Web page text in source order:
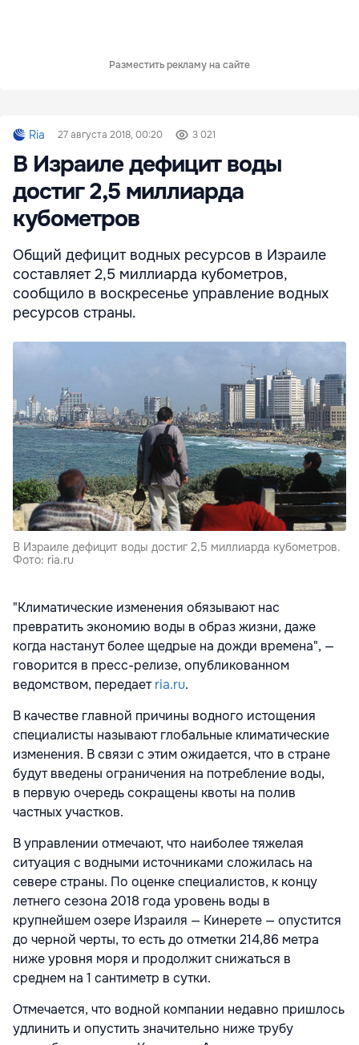
Разместить рекламу на сайте
Ria 27 августа 2018, 00:20 3 021
В Израиле дефицит воды
достиг 2,5 миллиарда
кубометров
Общий дефицит водных ресурсов в Израиле
составляет 2,5 миллиарда кубометров,
сообщило в воскресенье управление водных
ресурсов страны.
В Израиле дефицит воды достиг 2,5 миллиарда кубометров.
Фото: ria.ru
"Климатические изменения обязывают нас
превратить экономию воды в образ жизни, даже
когда настанут более щедрые на дожди времена", —
говорится в пресс-релизе, опубликованном
ведомством, передаетria.ru.
В качестве главной причины водного истощения
специалисты называют глобальные климатические
изменения. В связи с этим ожидается, что в стране
будут введены ограничения на потребление воды,
в первую очередь сокращены квоты на полив
частных участков.
В управлении отмечают, что наиболее тяжелая
ситуация с водными источниками сложилась на
севере страны. По оценке специалистов, к концу
летнего сезона 2018 года уровень воды в
крупнейшем озере Израиля — Кинерете — опустится
до черной черты, то есть до отметки 214,86 метра
ниже уровня моря и продолжит снижаться в
среднем на 1 сантиметр в сутки.
Отмечается, что водной компании недавно пришлось
удлинить и опустить значительно ниже трубу